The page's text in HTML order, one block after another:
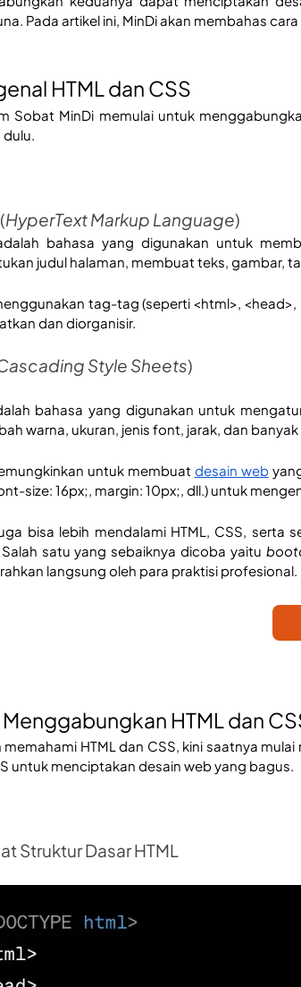
Pada artikel ini, MinDi akan membahas
HTML dan CSS
Sobat MinDi memulai untuk
HyperText Markup Language)
bahasa yang digunakan untuk
judul halaman, membuat teks, gambar,
tag-tag (seperti <html>,
dan diorganisir.
Style Sheets)
bahasa yang digunakan untuk
warna, ukuran, jenis font, jarak, dan
untuk membuat desain web
size: 16px;, margin: 10px;, dll.) untuk
bisa lebih mendalami HTML, CSS,
satu yang sebaiknya dicoba yaitu
langsung oleh para praktisi profesional.
HTML dan
memahami HTML dan CSS, kini saatnya
untuk menciptakan desain web yang bagus.
1.Buat Struktur Dasar HTML